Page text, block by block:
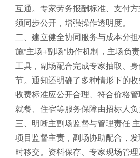
互通。专家劳务报酬标准、支付
须同步公开，增强操作透明度。
二、建立健全协同服务与成本分
施“主场+副场”协作机制，主场负
工具，副场配合完成专家抽取、
节。通知还明确了多种情形下的
收费标准应公开合理、符合价格
就餐、住宿等服务保障由招标人负
三、明晰主副场监督与管理责任
项目监督主责，副场协助配合，
时移交。资料保存、专家现场管理